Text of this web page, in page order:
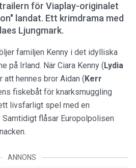
för Viaplay-originalet
landat. Ett krimdrama med
Ljungmark.
familjen Kenny i det idylliska
på Irland. När Ciara Kenny (Lydia
att hennes bror Aidan (Kerr
fiskebåt för knarksmuggling
livsfarligt spel med en
flåsar Europolpolisen
ANNONS